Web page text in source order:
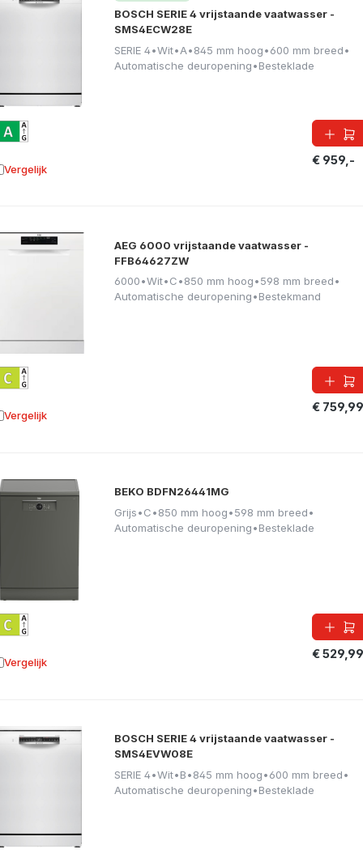
BOSCH SERIE 4 vrijstaande vaatwasser -
SMS4ECW28E
SERIE 4•Wit•A•845 mm hoog•600 mm breed•
Automatische deuropening•Besteklade
€ 959,-
Vergelijk aan vergelijking
AEG 6000 vrijstaande vaatwasser -
FFB64627ZW
6000•Wit•C•850 mm hoog•598 mm breed•
Automatische deuropening•Bestekmand
€ 759,99
Vergelijk aan vergelijking
BEKO BDFN26441MG
Grijs•C•850 mm hoog•598 mm breed•
Automatische deuropening•Besteklade
€ 529,99
Vergelijk aan vergelijking
BOSCH SERIE 4 vrijstaande vaatwasser -
SMS4EVW08E
SERIE 4•Wit•B•845 mm hoog•600 mm breed•
Automatische deuropening•Besteklade